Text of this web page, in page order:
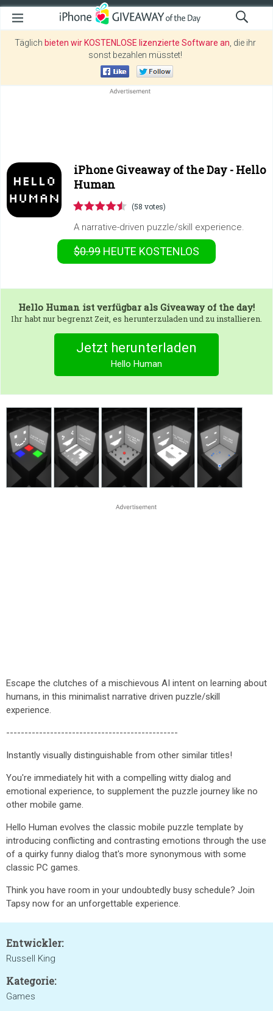
Täglich bieten wir KOSTENLOSE lizenzierte Software an , die ihr
sonst bezahlen müsstet!
iPhone Giveaway of the Day - Hello
Human
(58 votes)
A narrative-driven puzzle/skill experience.
$0.99 HEUTE KOSTENLOS
Hello Human ist verfügbar als Giveaway of the day!
Ihr habt nur begrenzt Zeit, es herunterzuladen und zu installieren.
Jetzt herunterladen
Hello Human
Escape the clutches of a mischievous AI intent on learning about
humans, in this minimalist narrative driven puzzle/skill
experience.
-----------------------------------------------
Instantly visually distinguishable from other similar titles!
You're immediately hit with a compelling witty dialog and
emotional experience, to supplement the puzzle journey like no
other mobile game.
Hello Human evolves the classic mobile puzzle template by
introducing conflicting and contrasting emotions through the use
of a quirky funny dialog that's more synonymous with some
classic PC games.
Think you have room in your undoubtedly busy schedule? Join
Tapsy now for an unforgettable experience.
Entwickler:
Russell King
Kategorie:
Games